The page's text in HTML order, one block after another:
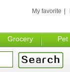
Grocery Pet
My favorite